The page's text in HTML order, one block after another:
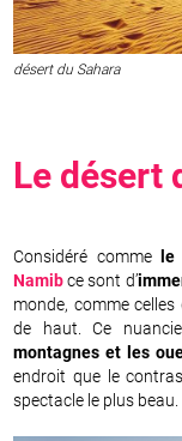
désert du Sahara
Le désert
Considéré comme
Namibce sont d’
monde, comme celles
de haut. Ce
montagnes et les
endroit que le
spectacle le plus beau.